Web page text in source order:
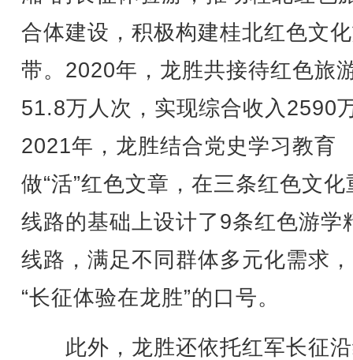
合体建设，积极构建桂北红色文
带。2020年，龙胜共接待红色旅
51.8万人次，实现综合收入2590
2021年，龙胜结合党史学习教育
做“活”红色文章，在三条红色文化
线路的基础上设计了9条红色游学
线路，满足不同群体多元化需求
“长征体验在龙胜”的口号。
此外，龙胜还依托红军长征